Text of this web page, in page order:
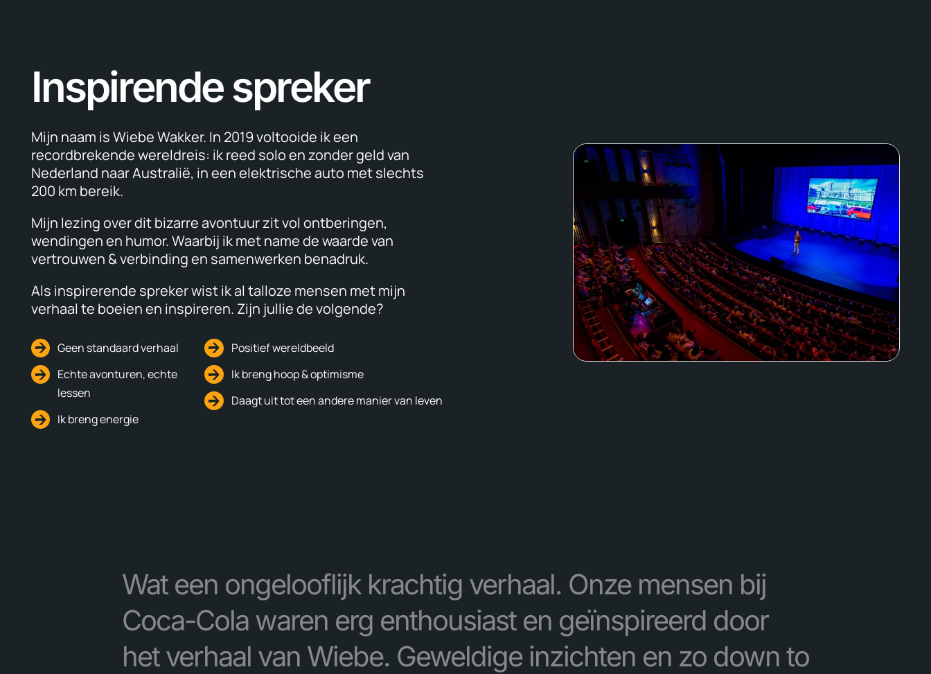
Inspirende spreker
Mijn naam is Wiebe Wakker. In 2019 voltooide ik een
recordbrekende wereldreis: ik reed solo en zonder geld van
Nederland naar Australië, in een elektrische auto met slechts
200 km bereik.
Mijn lezing over dit bizarre avontuur zit vol ontberingen,
wendingen en humor. Waarbij ik met name de waarde van
vertrouwen & verbinding en samenwerken benadruk.
Als inspirerende spreker wist ik al talloze mensen met mijn
verhaal te boeien en inspireren. Zijn jullie de volgende?
Geen standaard verhaal
Echte avonturen, echte
lessen
Ik breng energie
Positief wereldbeeld
Ik breng hoop & optimisme
Daagt uit tot een andere manier van leven
Wat een ongelooflijk krachtig verhaal. Onze mensen bij
Coca-Cola waren erg enthousiast en geïnspireerd door
het verhaal van Wiebe. Geweldige inzichten en zo down to